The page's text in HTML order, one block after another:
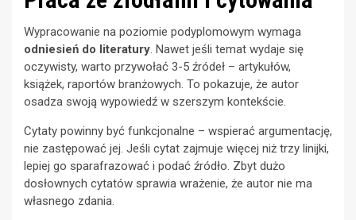
Wypracowanie na poziomie podyplomowym wymaga
odniesień do literatury. Nawet jeśli temat wydaje się
oczywisty, warto przywołać 3-5 źródeł – artykułów,
książek, raportów branżowych. To pokazuje, że autor
osadza swoją wypowiedź w szerszym kontekście.
Cytaty powinny być funkcjonalne – wspierać argumentację,
nie zastępować jej. Jeśli cytat zajmuje więcej niż trzy linijki,
lepiej go sparafrazować i podać źródło. Zbyt dużo
dosłownych cytatów sprawia wrażenie, że autor nie ma
własnego zdania.